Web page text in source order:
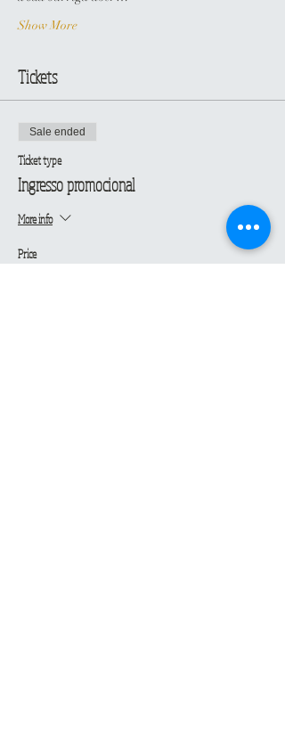
Show More
Tickets
Sale ended
Ticket type
Ingresso promocional
More info
Price